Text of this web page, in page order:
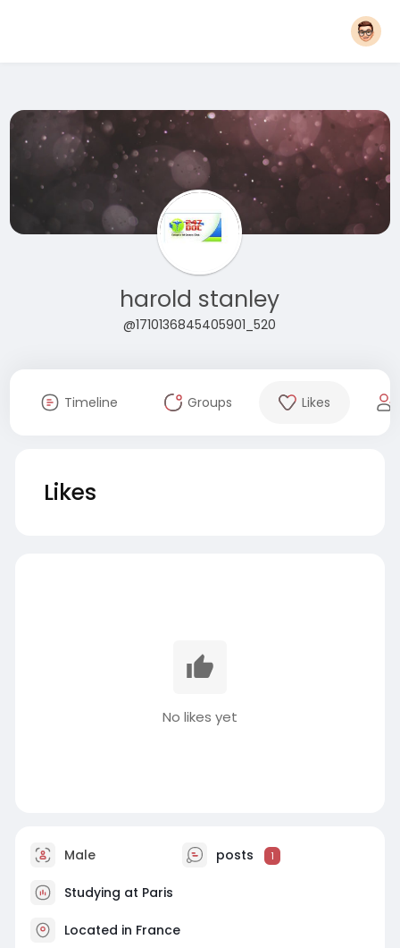
harold stanley
@1710136845405901_520
Timeline Groups Likes
Likes
No likes yet
Male posts 1
Studying at Paris
Located in France